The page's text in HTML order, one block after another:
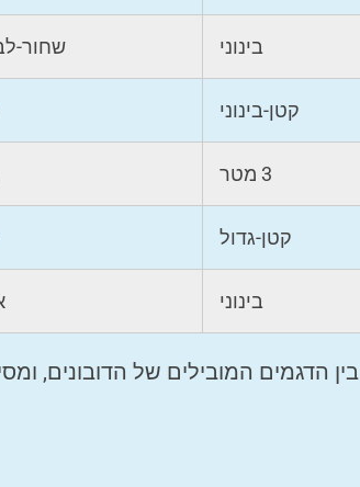
בינוני שחור-
קטן-בינוני
3 מטר
קטן-גדול
בינוני
הדגמים המובילים של הדובונים,